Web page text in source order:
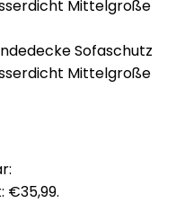
Sofaschutz
Mittelgroße
€35,99.